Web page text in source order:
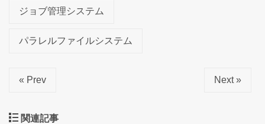
ジョブ管理システム
パラレルファイルシステム
« Prev Next »
関連記事